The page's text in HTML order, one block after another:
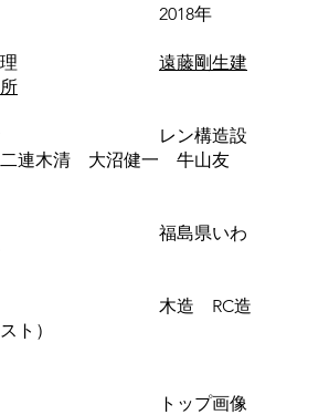
年 2018年
・監理 遠藤剛生建
設計 レン構造設
二連木清 大沼健一 牛山友
福島県いわ
木造 RC造
ト）
トップ画像